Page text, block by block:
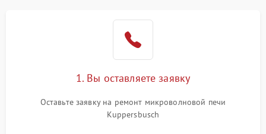
2400 ₽ Подробнее →
2000 ₽
1. Вы оставляете заявку
Оставьте заявку на ремонт микроволновой печи
Kuppersbusch